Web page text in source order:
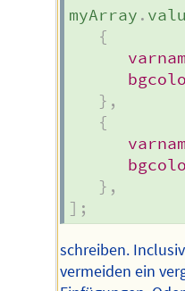
myArray .
{
} ,
{
} ,
] ;
schreiben.
vermeiden ein